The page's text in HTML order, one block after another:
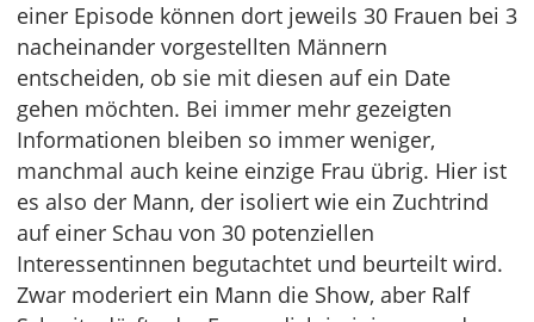
einer Episode können dort jeweils 30 Frauen bei 3
nacheinander vorgestellten Männern
entscheiden, ob sie mit diesen auf ein Date
gehen möchten. Bei immer mehr gezeigten
Informationen bleiben so immer weniger,
manchmal auch keine einzige Frau übrig. Hier ist
es also der Mann, der isoliert wie ein Zuchtrind
auf einer Schau von 30 potenziellen
Interessentinnen begutachtet und beurteilt wird.
Zwar moderiert ein Mann die Show, aber Ralf